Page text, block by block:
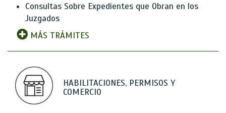
Consultas Sobre Expedientes que Obran en los
Juzgados
MÁS TRÁMITES
HABILITACIONES, PERMISOS Y
COMERCIO